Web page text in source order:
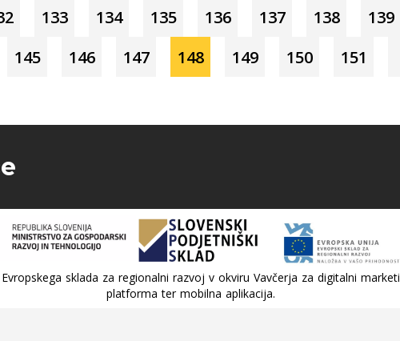
133 134 135 136 137 138 139
145 146 147 148 149 150 151
sklada za regionalni razvoj v okviru Vavčerja za digitalni
platforma ter mobilna aplikacija.